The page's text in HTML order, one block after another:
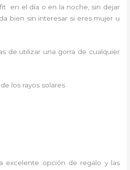
en el día o en la noche, sin dejar
bien sin interesar si eres mujer u
de utilizar una gorra de cualquier
los rayos solares
excelente opción de regalo y las